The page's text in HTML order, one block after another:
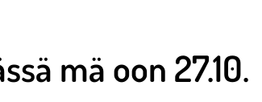
mä oon 27.10.